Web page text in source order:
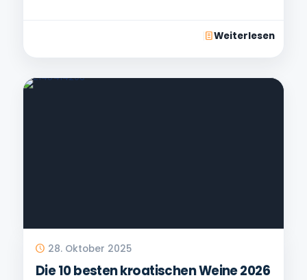
Weiterlesen
28. Oktober 2025
Die 10 besten kroatischen Weine 2026